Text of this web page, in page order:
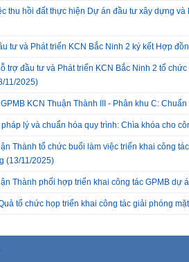
thu hồi đất thực hiện Dự án đầu tư xây dựng
tư và Phát triển KCN Bắc Ninh 2 ký kết Hợp
trợ đầu tư và Phát triển KCN Bắc Ninh 2 tổ
11/2025)
KCN Thuận Thành III - Phân khu C:
lý và chuẩn hóa quy trình: Chìa khóa cho
Thành tổ chức buổi làm việc triển khai công
(13/11/2025)
Thành phối hợp triển khai công tác GPMB dự
tổ chức họp triển khai công tác giải phóng